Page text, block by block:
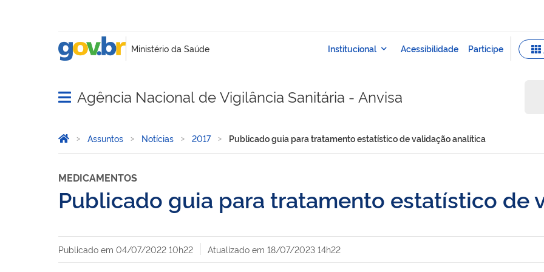
Abrir menu principal de navegação
Agência Nacional de Vigilância Sanitária - Anvisa
Você está aqui:
Página Inicial
Assuntos Notícias 2017 Publicado guia para tratamento estatístico de validação analítica
MEDICAMENTOS
Publicado guia para tratamento estatístico de
Publicado em 04/07/2022 10h22 Atualizado em 18/07/2023 14h22